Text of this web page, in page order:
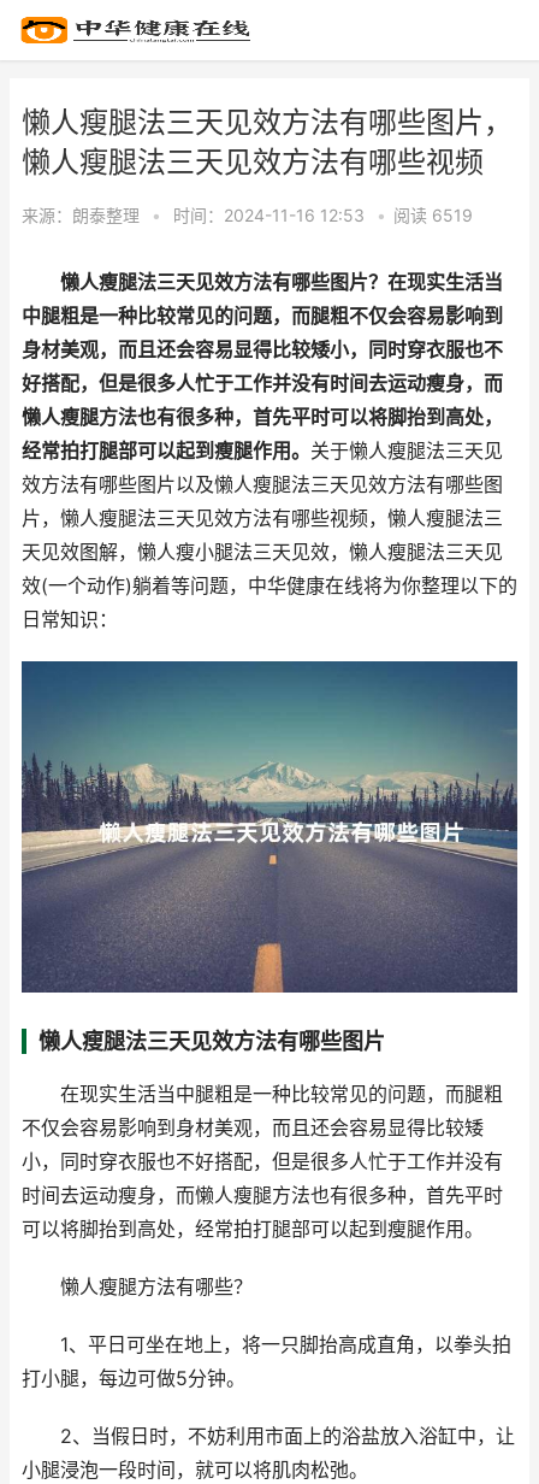
懒人瘦腿法三天见效方法有哪些图片，
懒人瘦腿法三天见效方法有哪些视频
来源： 朗泰整理 • 时间：2024-11-16 12:53 • 阅读 6519
懒人瘦腿法三天见效方法有哪些图片？在现实生活当
中腿粗是一种比较常见的问题，而腿粗不仅会容易影响到
身材美观，而且还会容易显得比较矮小，同时穿衣服也不
好搭配，但是很多人忙于工作并没有时间去运动瘦身，而
懒人瘦腿方法也有很多种，首先平时可以将脚抬到高处，
经常拍打腿部可以起到瘦腿作用。 关于懒人瘦腿法三天见
效方法有哪些图片以及懒人瘦腿法三天见效方法有哪些图
片，懒人瘦腿法三天见效方法有哪些视频，懒人瘦腿法三
天见效图解，懒人瘦小腿法三天见效，懒人瘦腿法三天见
效(一个动作)躺着等问题，中华健康在线将为你整理以下的
日常知识：
懒人瘦腿法三天见效方法有哪些图片
在现实生活当中腿粗是一种比较常见的问题，而腿粗
不仅会容易影响到身材美观，而且还会容易显得比较矮
小，同时穿衣服也不好搭配，但是很多人忙于工作并没有
时间去运动瘦身，而懒人瘦腿方法也有很多种，首先平时
可以将脚抬到高处，经常拍打腿部可以起到瘦腿作用。
懒人瘦腿方法有哪些？
1、平日可坐在地上，将一只脚抬高成直角，以拳头拍
打小腿，每边可做5分钟。
2、当假日时，不妨利用市面上的浴盐放入浴缸中，让
小腿浸泡一段时间，就可以将肌肉松弛。